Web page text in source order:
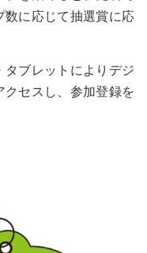
数に応じて抽選賞に応
タブレットによりデジ
クセスし、参加登録を